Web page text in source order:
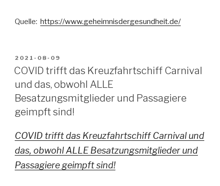
Quelle: https://www.geheimnisdergesundheit.de/
VERÖFFENTLICHT
AM
2021-08-09
COVID trifft das Kreuzfahrtschiff Carnival
und das, obwohl ALLE
Besatzungsmitglieder und Passagiere
geimpft sind!
COVID trifft das Kreuzfahrtschiff Carnival und
das, obwohl ALLE Besatzungsmitglieder und
Passagiere geimpft sind!